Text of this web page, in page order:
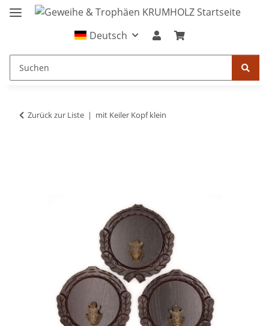
Deutsch
Zurück zur Liste mit Keiler Kopf klein